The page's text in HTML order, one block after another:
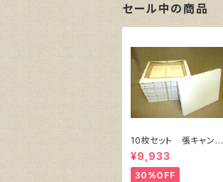
セール中の商品
10枚セット 張キャンバ
ス SnowWhite SPC
（綿・ポリエステル）F8
455㎜×380㎜
¥9,933
30%OFF